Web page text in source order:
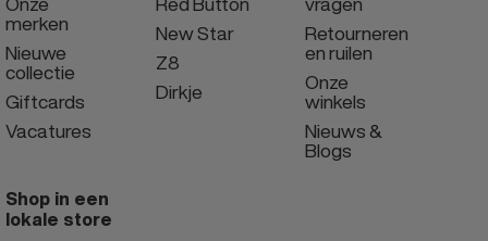
merken
Nieuwe
collectie
Giftcards
Vacatures
New Star
Z8
Dirkje
Retourneren
en ruilen
Onze
winkels
Nieuws &
Blogs
Shop in een
lokale store